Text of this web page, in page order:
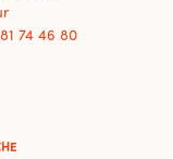
74 46 80